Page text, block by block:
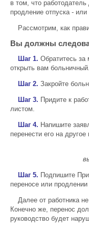
в том, что
продление отпуска - или
Рассмотрим, как
Вы должны
Шаг 1. Обратитесь
открыть вам больничный.
Шаг 2. Закройте
Шаг 3. Придите к
листом.
Шаг 4. Напишите
перенести его на другое
Шаг 5. Подпишите
переносе или продлении
Далее от работника
Конечно же, перенос
руководство будет